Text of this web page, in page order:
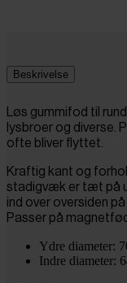
Beskrivelse
Løs gummifod til
lysbroer og diverse.
ofte bliver flyttet.
Kraftig kant og
stadigvæk er tæt på
ind over oversiden
Passer på
Ydre diameter:
Indre diameter: